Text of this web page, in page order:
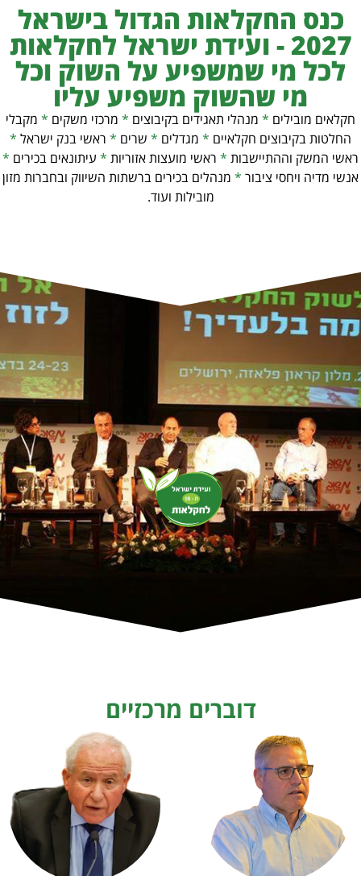
כנס החקלאות הגדול בישראל
2027 - ועידת ישראל לחקלאות
לכל מי שמשפיע על השוק וכל
מי שהשוק משפיע עליו
מובילים*מנהלי תאגידים בקיבוצים*מרכזי משקים*מקבלי
החלטות בקיבוצים חקלאיים*מגדלים*שרים*ראשי בנק ישראל*
המשק וההתיישבות*ראשי מועצות אזוריות*עיתונאים בכירים*
מדיה ויחסי ציבור*מנהלים בכירים ברשתות השיווק ובחברות מזון
מובילות ועוד.
דוברים מרכזיים